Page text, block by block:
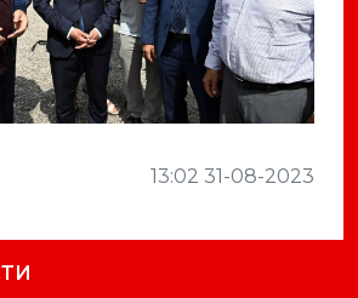
13:02 31-08-2023